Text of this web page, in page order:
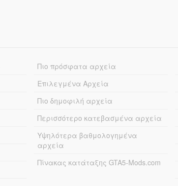
Πιο πρόσφατα αρχεία
Επιλεγμένα Αρχεία
Πιο δημοφιλή αρχεία
Περισσότερο κατεβασμένα αρχεία
Υψηλότερα βαθμολογημένα
αρχεία
Πίνακας κατάταξης GTA5-Mods.com